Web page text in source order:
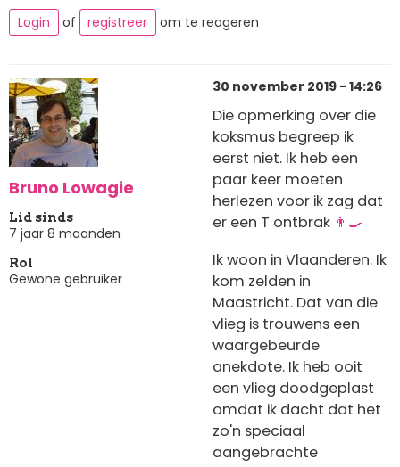
Login of registreer om te reageren
Bruno Lowagie
Lid sinds
7 jaar 8 maanden
Rol
Gewone gebruiker
30 november 2019 - 14:26
Die opmerking over die
koksmus begreep ik
eerst niet. Ik heb een
paar keer moeten
herlezen voor ik zag dat
er een T ontbrak 👨‍🍳
Ik woon in Vlaanderen. Ik
kom zelden in
Maastricht. Dat van die
vlieg is trouwens een
waargebeurde
anekdote. Ik heb ooit
een vlieg doodgeplast
omdat ik dacht dat het
zo'n speciaal
aangebrachte